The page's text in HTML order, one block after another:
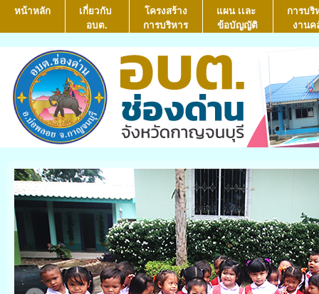
หน้าหลัก
เกี่ยวกับ
อบต.
โครงสร้าง
การบริหาร
แผน เเละ
ข้อบัญญัติ
การบริ
งานค